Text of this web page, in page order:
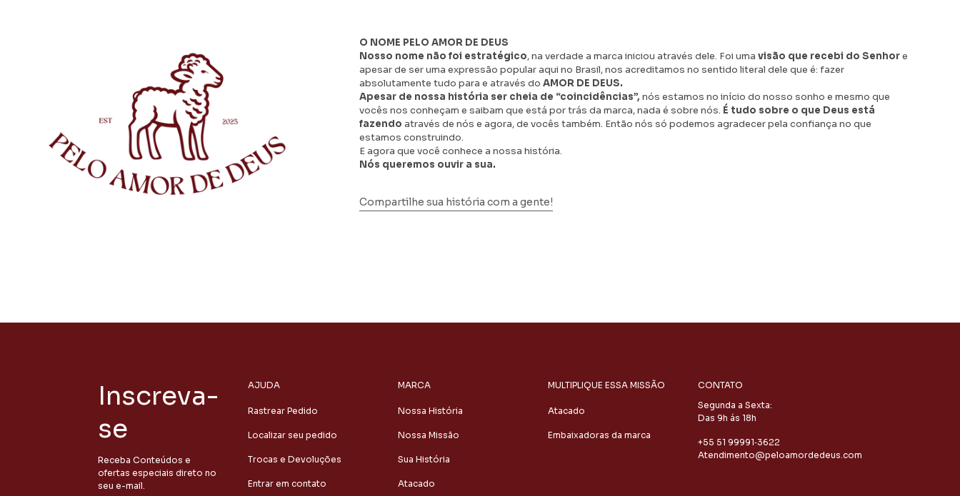
O NOME PELO AMOR DE DEUS
Nosso nome não foi estratégico, na verdade a marca iniciou através dele. Foi uma visão que recebi do Senhore
apesar de ser uma expressão popular aqui no Brasil, nos acreditamos no sentido literal dele que é: fazer
absolutamente tudo para e através do AMOR DE DEUS.
Apesar de nossa história ser cheia de “coincidências”, nós estamos no início do nosso sonho e mesmo que
vocês nos conheçam e saibam que está por trás da marca, nada é sobre nós. É tudo sobre o que Deus está
fazendo através de nós e agora, de vocês também. Então nós só podemos agradecer pela confiança no que
estamos construindo.
E agora que você conhece a nossa história.
Nós queremos ouvir a sua.
Compartilhe sua história com a gente!
Inscreva-
se
Receba Conteúdos e
ofertas especiais direto no
seu e-mail.
AJUDA
Rastrear Pedido
Localizar seu pedido
Trocas e Devoluções
Entrar em contato
MARCA
Nossa História
Nossa Missão
Sua História
Atacado
MULTIPLIQUE ESSA MISSÃO
Atacado
Embaixadoras da marca
CONTATO
Segunda a Sexta:
Das 9h ás 18h
‪+55 51 99991‑3622‬
Atendimento@peloamordedeus.com